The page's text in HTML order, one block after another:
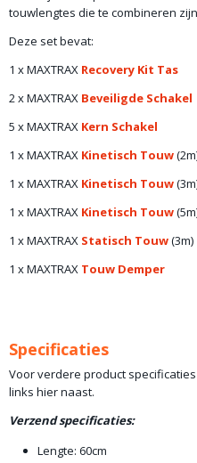
touwlengtes die te combineren
Deze set bevat:
1 x MAXTRAX Recovery Kit Tas
2 x MAXTRAX Beveiligde Schakel
5 x MAXTRAX Kern Schakel
1 x MAXTRAX Kinetisch Touw
1 x MAXTRAX Kinetisch Touw
1 x MAXTRAX Kinetisch Touw
1 x MAXTRAX Statisch Touw(3m)
1 x MAXTRAX Touw Demper
Specificaties
Voor verdere product
links hier naast.
Verzend specificaties:
Lengte: 60cm